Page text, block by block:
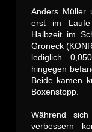
Anders Müller
erst im
Halbzeit im
Groneck
lediglich
hingegen
Beide kamen
Boxenstopp.
Während
verbessern